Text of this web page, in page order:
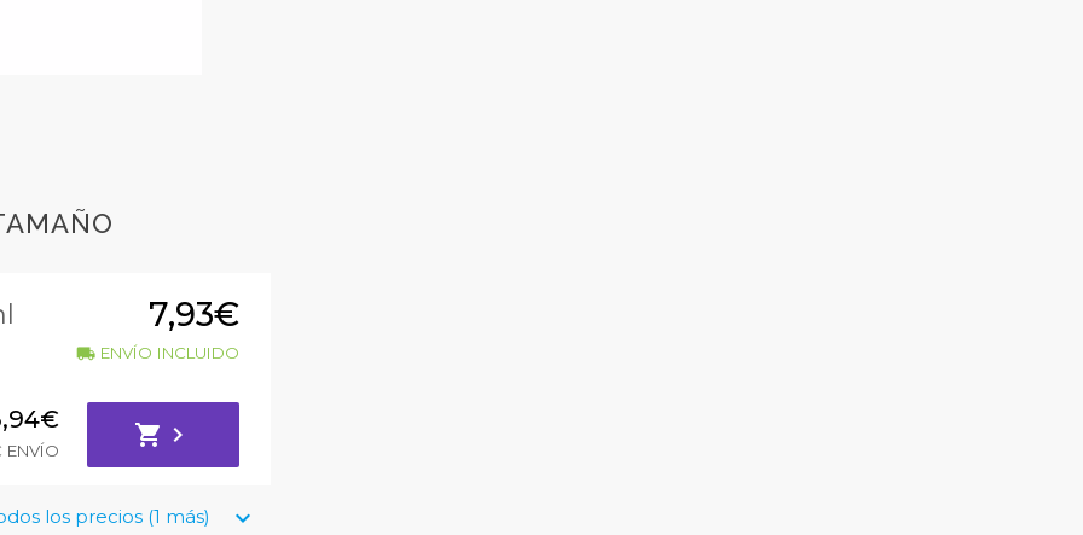
7,93€
local_shippingENVÍO INCLUIDO
ENVÍO
shopping_cart chevron_right
keyboard_arrow_down
los precios (1 más)